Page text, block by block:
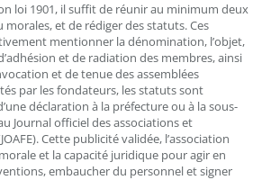
loi 1901, il suffit de réunir au minimum deux
et de rédiger des statuts. Ces
mentionner la dénomination, l’objet,
et de radiation des membres, ainsi
et de tenue des assemblées
par les fondateurs, les statuts sont
déclaration à la préfecture ou à la sous-
Journal officiel des associations et
Cette publicité validée, l’association
et la capacité juridique pour agir en
embaucher du personnel et signer